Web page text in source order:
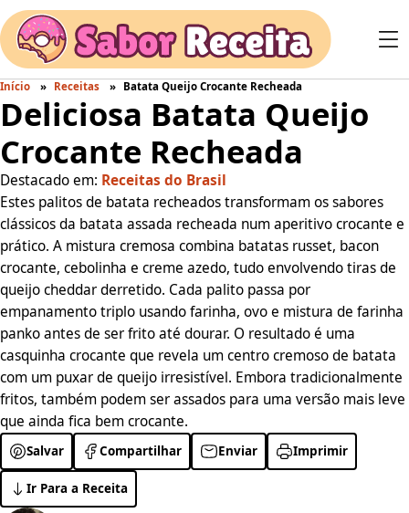
Início Receitas Batata Queijo Crocante Recheada
Deliciosa Batata Queijo
Crocante Recheada
Destacado em: Receitas do Brasil
Estes palitos de batata recheados transformam os sabores
clássicos da batata assada recheada num aperitivo crocante e
prático. A mistura cremosa combina batatas russet, bacon
crocante, cebolinha e creme azedo, tudo envolvendo tiras de
queijo cheddar derretido. Cada palito passa por
empanamento triplo usando farinha, ovo e mistura de farinha
panko antes de ser frito até dourar. O resultado é uma
casquinha crocante que revela um centro cremoso de batata
com um puxar de queijo irresistível. Embora tradicionalmente
fritos, também podem ser assados para uma versão mais leve
que ainda fica bem crocante.
Salvar Compartilhar Enviar Imprimir
Ir Para a Receita